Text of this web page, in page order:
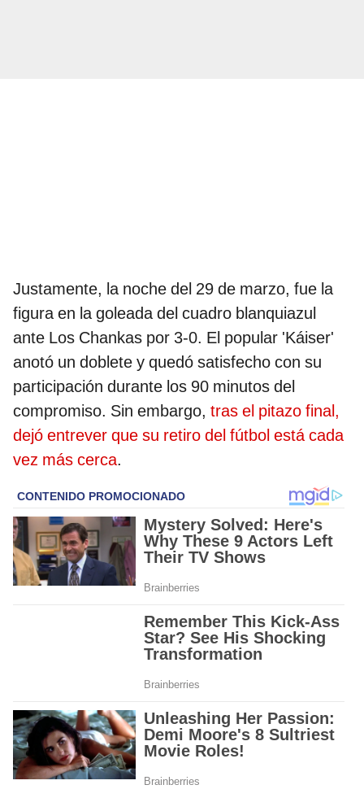
Justamente, la noche del 29 de marzo, fue la
figura en la goleada del cuadro blanquiazul
ante Los Chankas por 3-0. El popular 'Káiser'
anotó un doblete y quedó satisfecho con su
participación durante los 90 minutos del
compromiso. Sin embargo, tras el pitazo final,
dejó entrever que su retiro del fútbol está cada
vez más cerca.